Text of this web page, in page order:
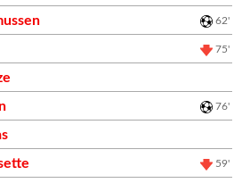
62'
75'
76'
59'